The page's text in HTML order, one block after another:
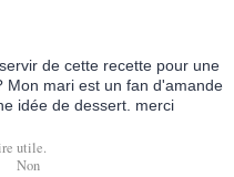
de cette recette pour une
Mon mari est un fan d'amande
idée de dessert. merci
utile.
Non